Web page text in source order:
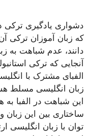
دشواری یادگیری ترکی
که زبان آموزان ترکی
دانند، عدم شباهت به
آنجایی که ترکی
الفبای مشترک با
زبان انگلیسی مسلط
این شباهت در الفبا
ساختاری بین این زبان
توان با زبان انگلیسی